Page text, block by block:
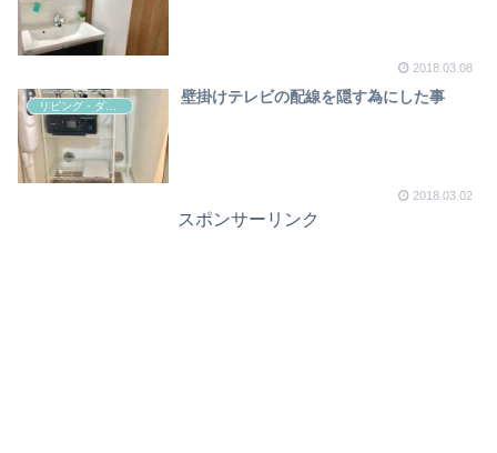
2018.03.08
壁掛けテレビの配線を隠す為にした事
2018.03.02
スポンサーリンク